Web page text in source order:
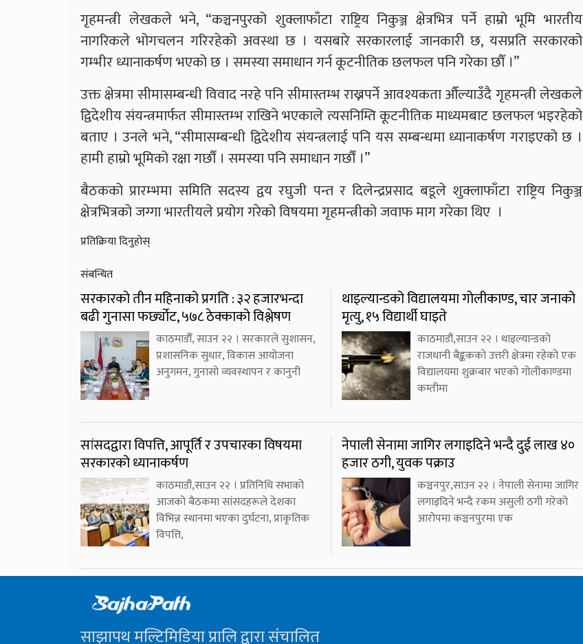
गृहमन्त्री लेखकले भने, “कञ्चनपुरको शुक्लाफाँटा राष्ट्रिय निकुञ्ज क्षेत्रभित्र पर्ने हाम्रो भूमि भारतीय
नागरिकले भोगचलन गरिरहेको अवस्था छ । यसबारे सरकारलाई जानकारी छ, यसप्रति सरकारको
गम्भीर ध्यानाकर्षण भएको छ । समस्या समाधान गर्न कूटनीतिक छलफल पनि गरेका छौँ ।”
उक्त क्षेत्रमा सीमासम्बन्धी विवाद नरहे पनि सीमास्तम्भ राख्नपर्ने आवश्यकता औँल्याउँदै गृहमन्त्री लेखकले
द्विदेशीय संयन्त्रमार्फत सीमास्तम्भ राखिने भएकाले त्यसनिम्ति कूटनीतिक माध्यमबाट छलफल भइरहेको
बताए । उनले भने, “सीमासम्बन्धी द्विदेशीय संयन्त्रलाई पनि यस सम्बन्धमा ध्यानाकर्षण गराइएको छ ।
हामी हाम्रो भूमिको रक्षा गर्छौं । समस्या पनि समाधान गर्छौं ।”
बैठकको प्रारम्भमा समिति सदस्य द्वय रघुजी पन्त र दिलेन्द्रप्रसाद बडूले शुक्लाफाँटा राष्ट्रिय निकुञ्ज
क्षेत्रभित्रको जग्गा भारतीयले प्रयोग गरेको विषयमा गृहमन्त्रीको जवाफ माग गरेका थिए ।
प्रतिक्रिया दिनुहोस्
संबन्धित
सरकारको तीन महिनाको प्रगति : ३२ हजारभन्दा
बढी गुनासा फर्छ्योट, ५७८ ठेक्काको विश्लेषण
काठमाडौँ, साउन २२ । सरकारले सुशासन,
प्रशासनिक सुधार, विकास आयोजना
अनुगमन, गुनासो व्यवस्थापन र कानुनी
थाइल्यान्डको विद्यालयमा गोलीकाण्ड, चार जनाको
मृत्यु, १५ विद्यार्थी घाइते
काठमाडौं,साउन २२ । थाइल्यान्डको
राजधानी बैङ्ककको उत्तरी क्षेत्रमा रहेको एक
विद्यालयमा शुक्रबार भएको गोलीकाण्डमा
कम्तीमा
सांसदद्वारा विपत्ति, आपूर्ति र उपचारका विषयमा
सरकारको ध्यानाकर्षण
काठमाडौं,साउन २२ । प्रतिनिधि सभाको
आजको बैठकमा सांसदहरूले देशका
विभिन्न स्थानमा भएका दुर्घटना, प्राकृतिक
विपत्ति,
नेपाली सेनामा जागिर लगाइदिने भन्दै दुई लाख ४०
हजार ठगी, युवक पक्राउ
कञ्चनपुर,साउन २२ । नेपाली सेनामा जागिर
लगाइदिने भन्दै रकम असुली ठगी गरेको
आरोपमा कञ्चनपुरमा एक
साझापथ मल्टिमिडिया प्रालि द्वारा संचालित